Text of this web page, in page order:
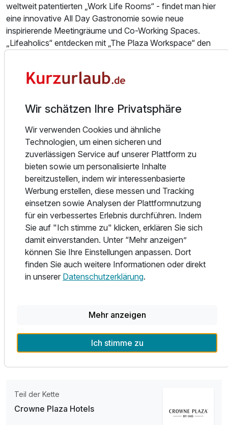
Für 6 Tage p.P. ab729,00 €
Einzelzimmer Standard
Für 6 Tage p.P. ab1.039,00 €
weltweit patentierten „Work Life Rooms“ - findet man hier
eine innovative All Day Gastronomie sowie neue
inspirierende Meetingräume und Co-Working Spaces.
„Lifeaholics“ entdecken mit „The Plaza Workspace“ den
zu verweilen. Das Highlight beim Betreten unseres Hauses
Für Workout-Fans laden der Fitnessraum mit den neuesten
ergonomischen Geräten oder die Alster-Jogging-Strecke
von 7,5 km ein. Das Hotel bietet auch zwei finnischen
Saunas sowie einen Ruhebereich.
Das moderne Stadthotel ist nur wenige Gehminuten vom
trendigen Stadtteil St. Georg entfernt, wo Sie internationale
kulinarische Küche genießen können. WLAN ist inklusive
und es gibt zahlreiche Steckdosen und Lademöglichkeiten
für Ihre Konnektivität. Im Hotelmarkt können Sie rund um
die Uhr Getränke und Snacks kaufen und beim
Frühstücksbuffet gibt es eine Live-Kochstation.
Vom Hotel aus können Sie zu Fuß den Hamburger
Hauptbahnhof erreichen und die Sehenswürdigkeiten wie
besuchen. Genießen Sie eine exquisite und vielseitige
Design und Gemütlichkeit für einen unvergesslichen
Aufenthalt.
Teil der Kette
Crowne Plaza Hotels
Wir schätzen Ihre Privatsphäre
Wir verwenden Cookies und ähnliche
Technologien, um einen sicheren und
zuverlässigen Service auf unserer Plattform zu
bieten sowie um personalisierte Inhalte
bereitzustellen, indem wir interessenbasierte
Werbung erstellen, diese messen und Tracking
einsetzen sowie Analysen der Plattformnutzung
für ein verbessertes Erlebnis durchführen. Indem
Sie auf "Ich stimme zu" klicken, erklären Sie sich
damit einverstanden. Unter “Mehr anzeigen”
können Sie Ihre Einstellungen anpassen. Dort
finden Sie auch weitere Informationen oder direkt
in unserer Datenschutzerklärung.
Mehr anzeigen
Ich stimme zu